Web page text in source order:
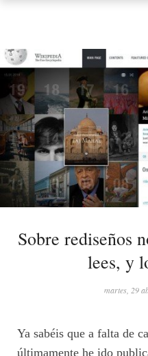
Sobre rediseños
lees, y
martes, 29
Ya sabéis que a falta de
últimamente he ido